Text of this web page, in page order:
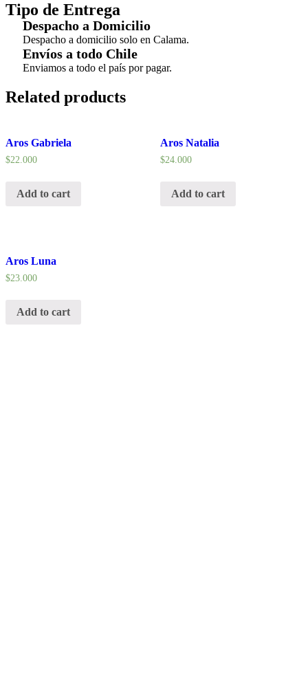
Tipo de Entrega
Despacho a Domicilio
Despacho a domicilio solo en Calama.
Envíos a todo Chile
Enviamos a todo el país por pagar.
Related products
Aros Gabriela
$22.000
Add to cart
Aros Natalia
$24.000
Add to cart
Aros Luna
$23.000
Add to cart